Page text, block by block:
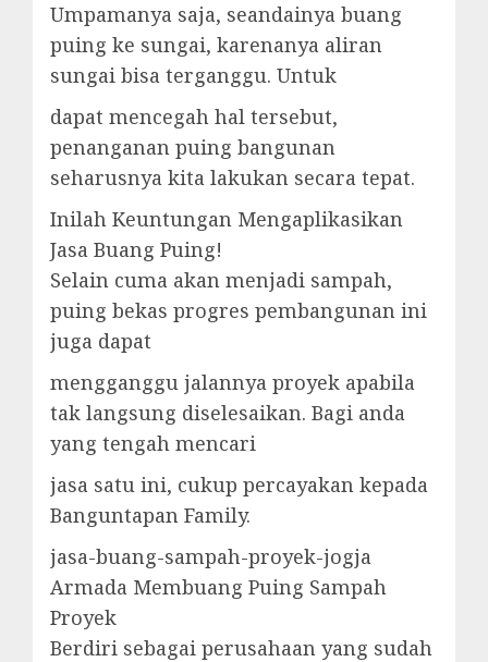
Umpamanya saja, seandainya buang
puing ke sungai, karenanya aliran
sungai bisa terganggu. Untuk
dapat mencegah hal tersebut,
penanganan puing bangunan
seharusnya kita lakukan secara tepat.
Inilah Keuntungan Mengaplikasikan
Jasa Buang Puing!
Selain cuma akan menjadi sampah,
puing bekas progres pembangunan ini
juga dapat
mengganggu jalannya proyek apabila
tak langsung diselesaikan. Bagi anda
yang tengah mencari
jasa satu ini, cukup percayakan kepada
Banguntapan Family.
jasa-buang-sampah-proyek-jogja
Armada Membuang Puing Sampah
Proyek
Berdiri sebagai perusahaan yang sudah